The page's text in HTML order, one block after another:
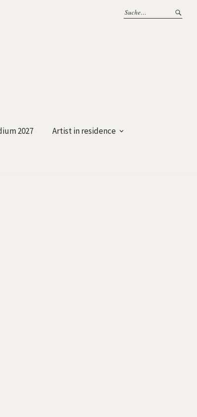
2027 Artist in residence